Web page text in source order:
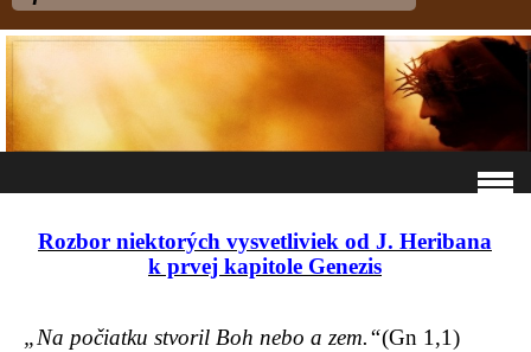
Rozbor niektorých vysvetliviek od J. Heribana
k prvej kapitole Genezis
„Na počiatku stvoril Boh nebo a zem.“(Gn 1,1)